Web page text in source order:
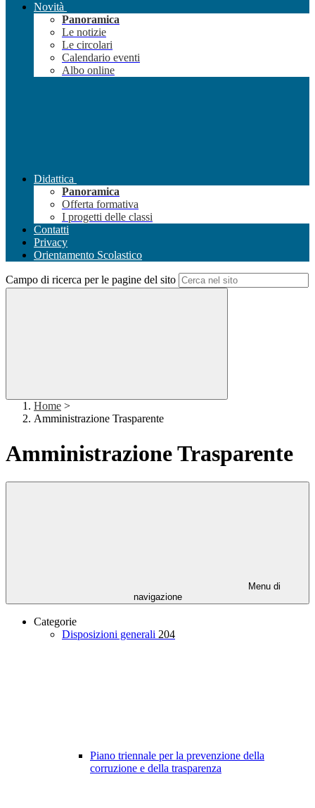
Novità
Panoramica
Le notizie
Le circolari
Calendario eventi
Albo online
Didattica
Panoramica
Offerta formativa
I progetti delle classi
Contatti
Privacy
Orientamento Scolastico
Campo di ricerca per le pagine del sito
Home >
Amministrazione Trasparente
Amministrazione Trasparente
Menu di
navigazione
Categorie
Disposizioni generali 204
Piano triennale per la prevenzione della
corruzione e della trasparenza